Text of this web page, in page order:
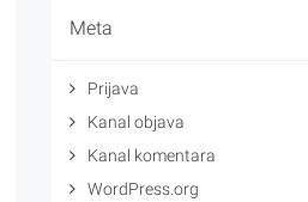
Meta
Prijava
Kanal objava
Kanal komentara
WordPress.org